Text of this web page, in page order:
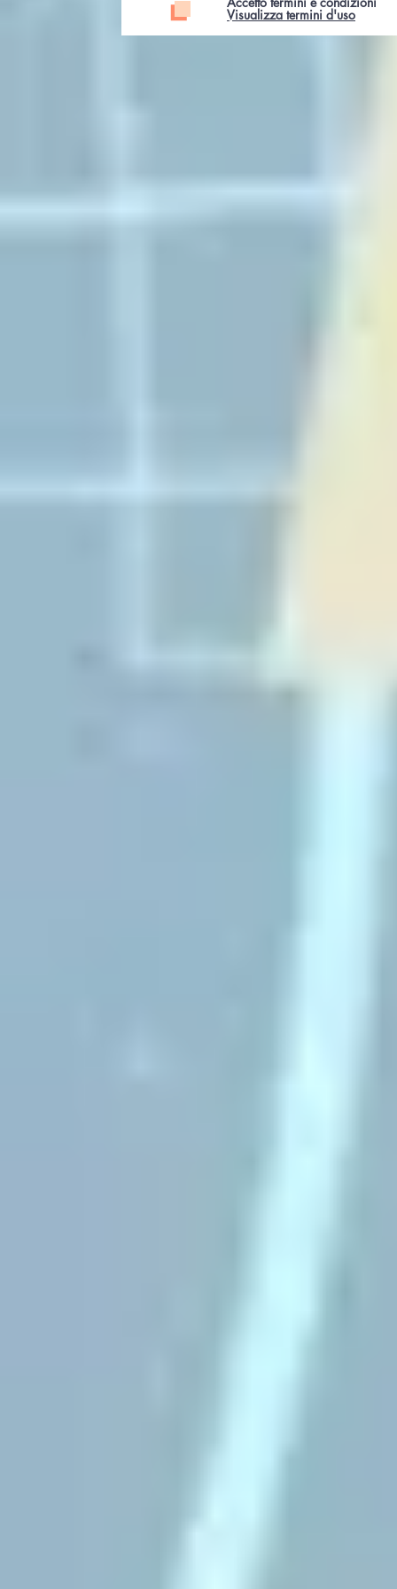
Visualizza termini d'uso